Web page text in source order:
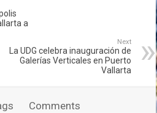
a
Next
La UDG celebra inauguración de
Galerías Verticales en Puerto
Vallarta
Comments